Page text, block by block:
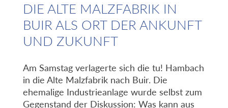
DIE ALTE MALZFABRIK IN
BUIR ALS ORT DER ANKUNFT
UND ZUKUNFT
Am Samstag verlagerte sich die tu! Hambach
in die Alte Malzfabrik nach Buir. Die
ehemalige Industrieanlage wurde selbst zum
Gegenstand der Diskussion: Was kann aus